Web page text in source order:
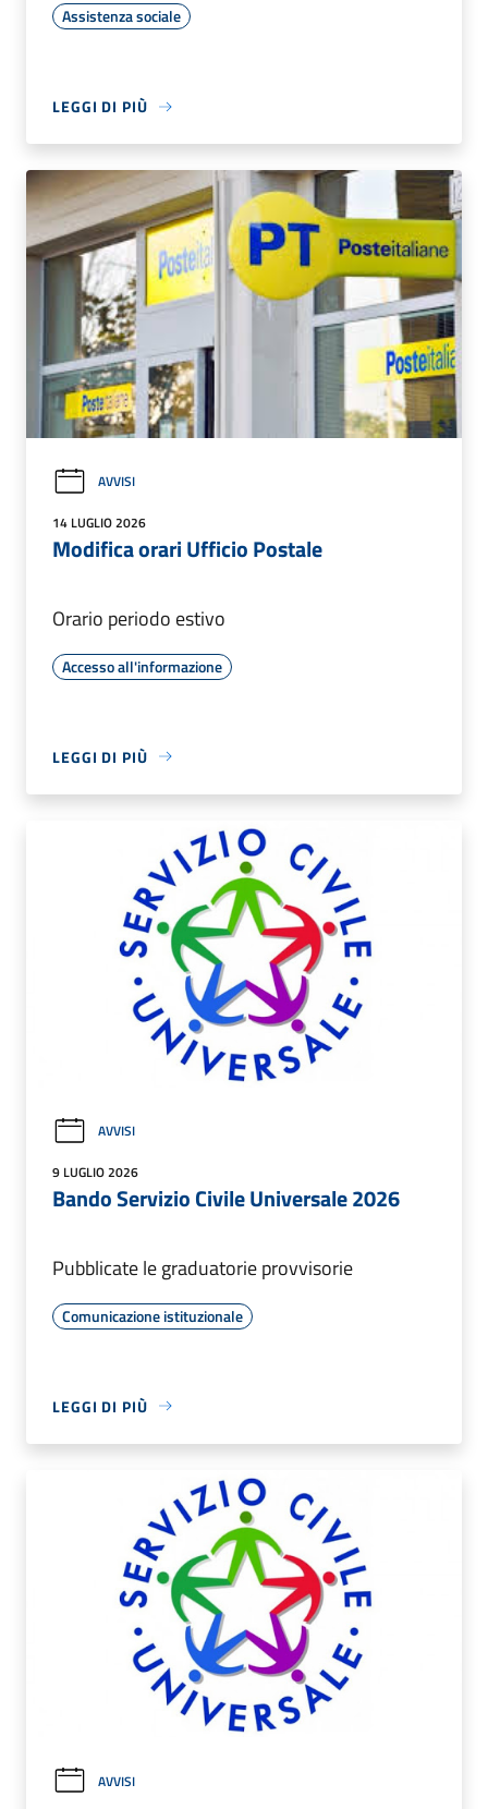
Assistenza sociale
LEGGI DI PIÙ
AVVISI
14 LUGLIO 2026
Modifica orari Ufficio Postale
Orario periodo estivo
Accesso all'informazione
LEGGI DI PIÙ
AVVISI
9 LUGLIO 2026
Bando Servizio Civile Universale 2026
Pubblicate le graduatorie provvisorie
Comunicazione istituzionale
LEGGI DI PIÙ
AVVISI